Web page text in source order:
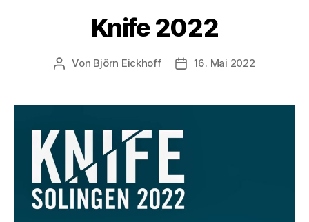
Knife 2022
Beitragsautor
Von Björn Eickhoff Veröffentlichungsdatum
16. Mai 2022